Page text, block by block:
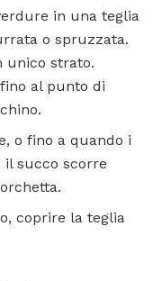
in una teglia
o spruzzata.
unico strato.
al punto di
o fino a quando i
il succo scorre
coprire la teglia